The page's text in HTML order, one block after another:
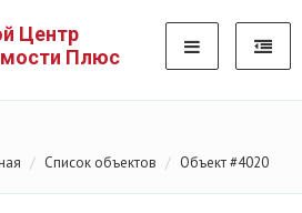
Центр
Плюс
Список объектов Объект #4020